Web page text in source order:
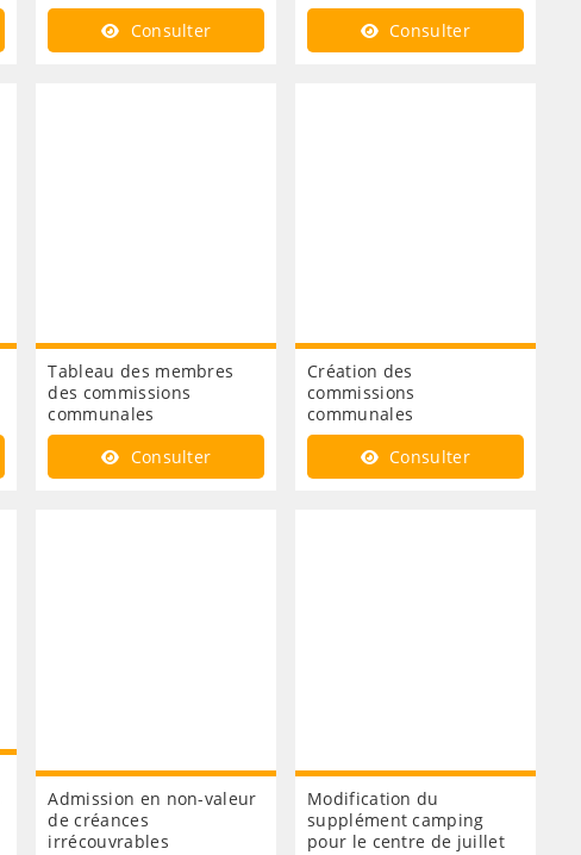
Consulter
Consulter
Tableau des membres
des commissions
communales
Consulter
Création des
commissions
communales
Consulter
Admission en non-valeur
de créances
irrécouvrables
Modification du
supplément camping
pour le centre de juillet